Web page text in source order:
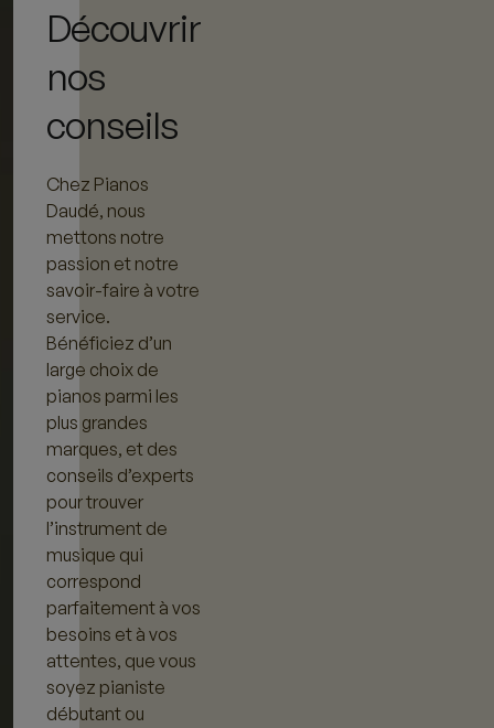
Découvrir
nos
conseils
Chez Pianos
Daudé, nous
mettons notre
passion et notre
savoir-faire à votre
service.
Bénéficiez d’un
large choix de
pianos parmi les
plus grandes
marques, et des
conseils d’experts
pour trouver
l’instrument de
musique qui
correspond
parfaitement à vos
besoins et à vos
attentes, que vous
soyez pianiste
débutant ou